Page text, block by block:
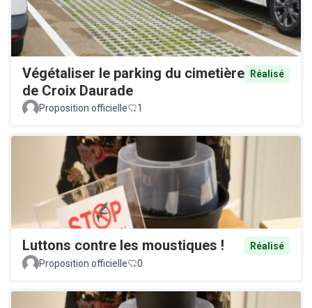
Végétaliser le parking du cimetière
de Croix Daurade
Réalisé
Proposition officielle 1
Luttons contre les moustiques !
Réalisé
Proposition officielle
0